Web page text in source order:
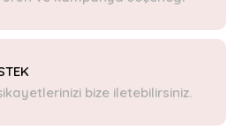
bize iletebilirsiniz.